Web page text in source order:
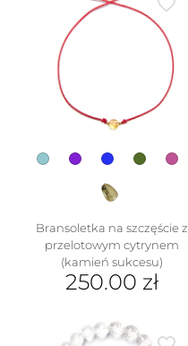
wiele
wariantów.
stronie
produktu
Bransoletka na szczęście z
przelotowym cytrynem
(kamień sukcesu)
250.00 zł
produkt
ma